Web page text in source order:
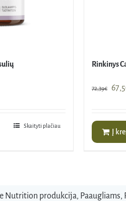
Skaityti plačiau
Rinkinys
72,39€
Į
Nutrition produkcija, Paaugliams,